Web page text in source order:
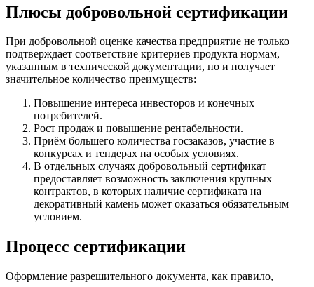
Плюсы добровольной сертификации
При добровольной оценке качества предприятие не только
подтверждает соответствие критериев продукта нормам,
указанным в технической документации, но и получает
значительное количество преимуществ:
Повышение интереса инвесторов и конечных
потребителей.
Рост продаж и повышение рентабельности.
Приём большего количества госзаказов, участие в
конкурсах и тендерах на особых условиях.
В отдельных случаях добровольный сертификат
предоставляет возможность заключения крупных
контрактов, в которых наличие сертификата на
декоративный камень может оказаться обязательным
условием.
Процесс сертификации
Оформление разрешительного документа, как правило,